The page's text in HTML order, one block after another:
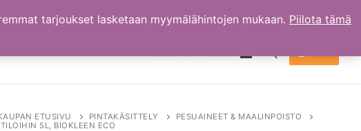
Hae:
ETUSIVU PINTAKÄSITTELY
PESUAINEET & MAALINPOISTO
5L, BIOKLEEN ECO
tarjoukset lasketaan myymälähintojen mukaan. Piilota tämä